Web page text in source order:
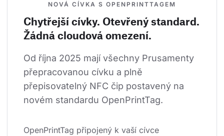
NOVÁ CÍVKA S OPENPRINTTAGEM
Chytřejší cívky. Otevřený standard.
Žádná cloudová omezení.
Od října 2025 mají všechny Prusamenty
přepracovanou cívku a plně
přepisovatelný NFC čip postavený na
novém standardu OpenPrintTag.
OpenPrintTag připojený k vaší cívce